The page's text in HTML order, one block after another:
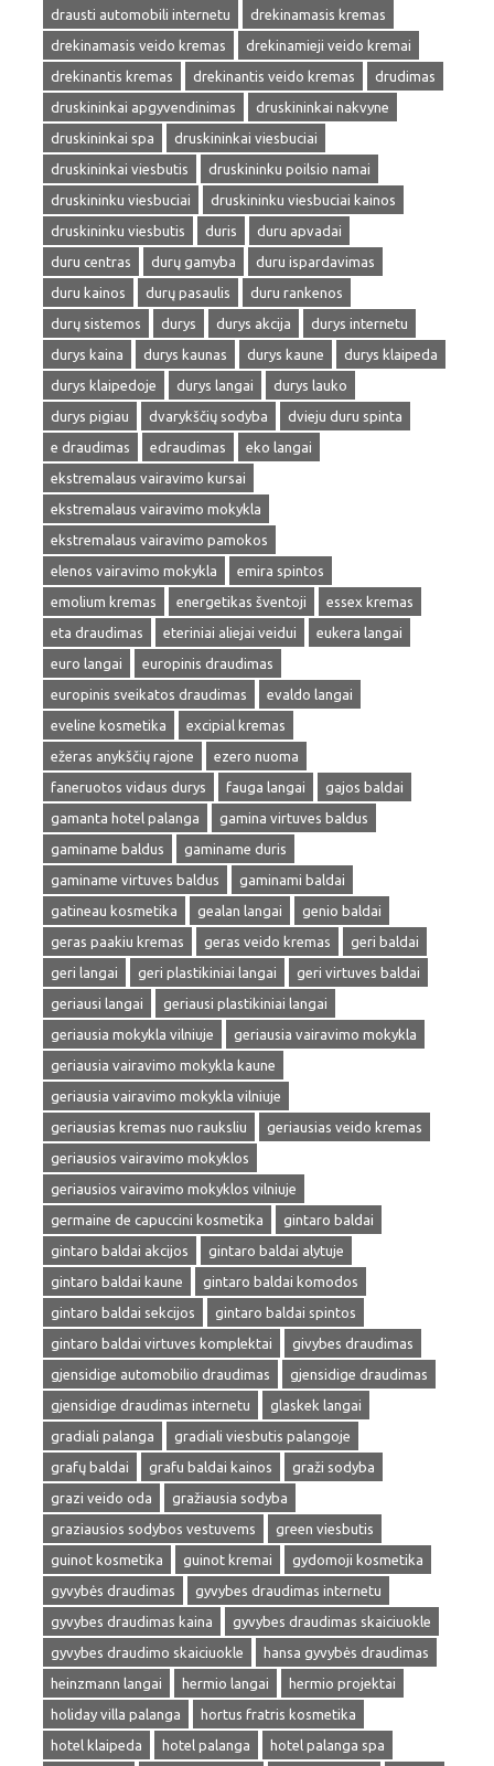
drausti automobili internetu
drekinamasis kremas
drekinamasis veido kremas
drekinamieji veido kremai
drekinantis kremas
drekinantis veido kremas
drudimas
druskininkai apgyvendinimas
druskininkai nakvyne
druskininkai spa
druskininkai viesbuciai
druskininkai viesbutis
druskininku poilsio namai
druskininku viesbuciai
druskininku viesbuciai kainos
druskininku viesbutis
duris
duru apvadai
duru centras
durų gamyba
duru ispardavimas
duru kainos
durų pasaulis
duru rankenos
durų sistemos
durys durys akcija
durys internetu
durys kaina
durys kaunas durys kaune
durys klaipeda
durys klaipedoje
durys langai
durys lauko
durys pigiau
dvarykščių sodyba
dvieju duru spinta
e draudimas
edraudimas
eko langai
ekstremalaus vairavimo kursai
ekstremalaus vairavimo mokykla
ekstremalaus vairavimo pamokos
elenos vairavimo mokykla
emira spintos
emolium kremas
energetikas šventoji
essex kremas
eta draudimas
eteriniai aliejai veidui
eukera langai
euro langai
europinis draudimas
europinis sveikatos draudimas
evaldo langai
eveline kosmetika
excipial kremas
ežeras anykščių rajone
ezero nuoma
faneruotos vidaus durys
fauga langai
gajos baldai
gamanta hotel palanga
gamina virtuves baldus
gaminame baldus
gaminame duris
gaminame virtuves baldus
gaminami baldai
gatineau kosmetika
gealan langai
genio baldai
geras paakiu kremas
geras veido kremas
geri baldai
geri langai
geri plastikiniai langai
geri virtuves baldai
geriausi langai
geriausi plastikiniai langai
geriausia mokykla vilniuje
geriausia vairavimo mokykla
geriausia vairavimo mokykla kaune
geriausia vairavimo mokykla vilniuje
geriausias kremas nuo rauksliu
geriausias veido kremas
geriausios vairavimo mokyklos
geriausios vairavimo mokyklos vilniuje
germaine de capuccini kosmetika
gintaro baldai
gintaro baldai akcijos
gintaro baldai alytuje
gintaro baldai kaune
gintaro baldai komodos
gintaro baldai sekcijos
gintaro baldai spintos
gintaro baldai virtuves komplektai
givybes draudimas
gjensidige automobilio draudimas
gjensidige draudimas
gjensidige draudimas internetu
glaskek langai
gradiali palanga
gradiali viesbutis palangoje
grafų baldai
grafu baldai kainos
graži sodyba
grazi veido oda
gražiausia sodyba
graziausios sodybos vestuvems
green viesbutis
guinot kosmetika
guinot kremai
gydomoji kosmetika
gyvybės draudimas
gyvybes draudimas internetu
gyvybes draudimas kaina
gyvybes draudimas skaiciuokle
gyvybes draudimo skaiciuokle
hansa gyvybės draudimas
heinzmann langai
hermio langai
hermio projektai
holiday villa palanga
hortus fratris kosmetika
hotel klaipeda
hotel palanga
hotel palanga spa